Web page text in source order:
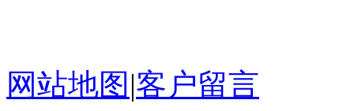
网站地图 |客户留言